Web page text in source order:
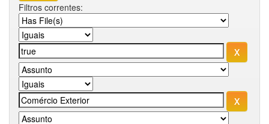
Filtros correntes: